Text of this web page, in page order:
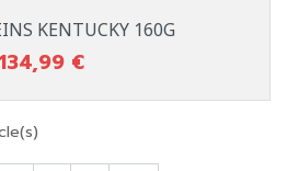
KENTUCKY 160G
Prix
134,99 €